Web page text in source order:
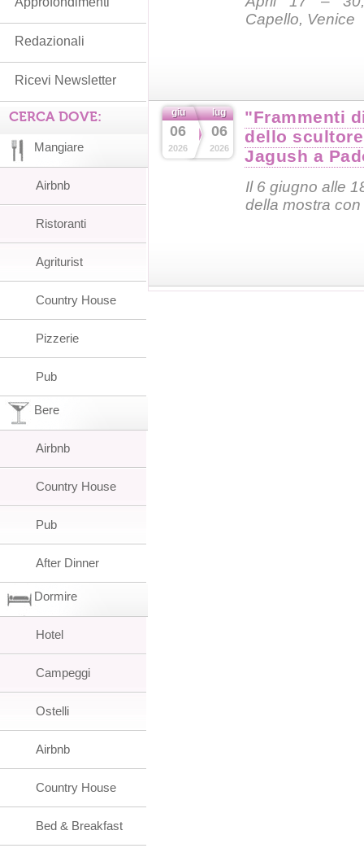
Capello, Venice
giu
06
2026
lug
06
2026
"Frammenti
dello
Jagush a
Il 6 giugno alle
della mostra
Redazionali
Ricevi Newsletter
CERCA DOVE:
Mangiare
Airbnb
Ristoranti
Agriturist
Country House
Pizzerie
Pub
Bere
Airbnb
Country House
Pub
After Dinner
Dormire
Hotel
Campeggi
Ostelli
Airbnb
Country House
Bed & Breakfast